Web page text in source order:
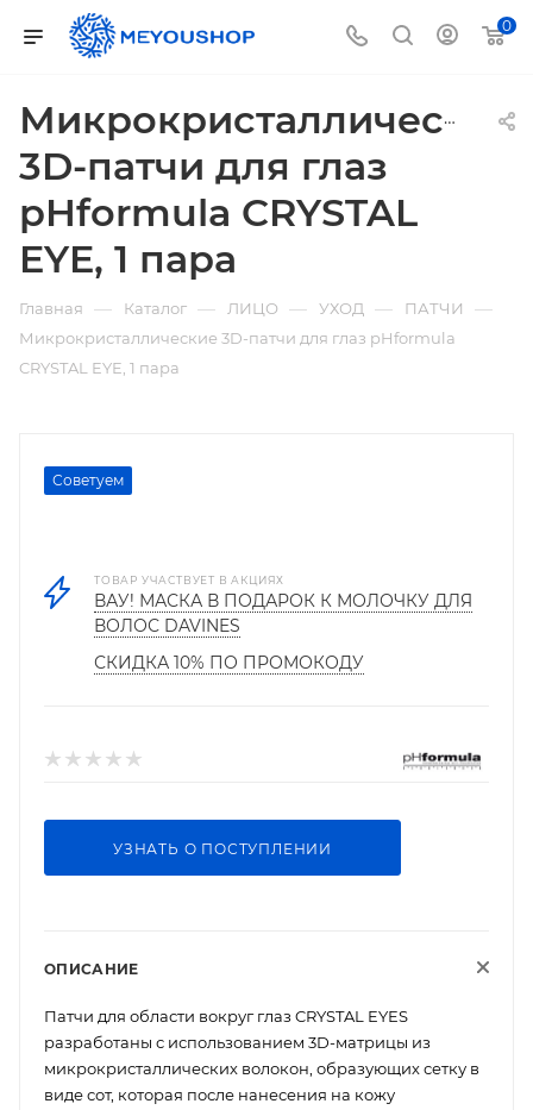
0
Микрокристаллические
3D-патчи для глаз
pHformula CRYSTAL
EYE, 1 пара
Главная — Каталог — ЛИЦО — УХОД — ПАТЧИ —
Микрокристаллические 3D-патчи для глаз pHformula
CRYSTAL EYE, 1 пара
Советуем
ТОВАР УЧАСТВУЕТ В АКЦИЯХ
ВАУ! МАСКА В ПОДАРОК К МОЛОЧКУ ДЛЯ
ВОЛОС DAVINES
СКИДКА 10% ПО ПРОМОКОДУ
УЗНАТЬ О ПОСТУПЛЕНИИ
ОПИСАНИЕ
Патчи для области вокруг глаз CRYSTAL EYES
разработаны с использованием 3D-матрицы из
микрокристаллических волокон, образующих сетку в
виде сот, которая после нанесения на кожу